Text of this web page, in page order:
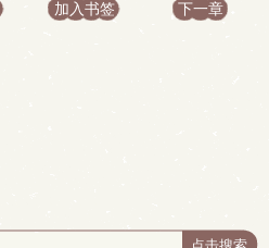
加入书签 下一章